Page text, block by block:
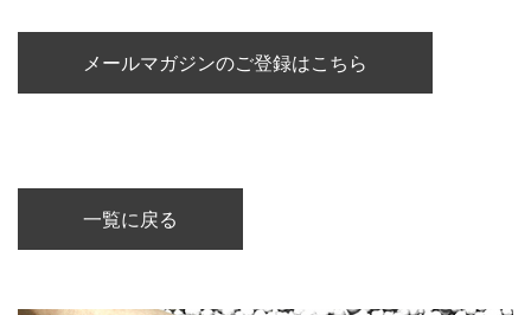
メールマガジンのご登録はこちら
一覧に戻る